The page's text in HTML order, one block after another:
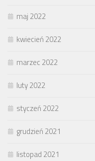
maj 2022
kwiecień 2022
marzec 2022
luty 2022
styczeń 2022
grudzień 2021
listopad 2021